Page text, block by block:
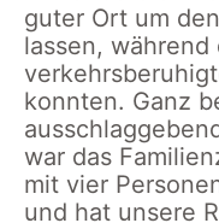
guter Ort um
lassen, während
konnten. Ganz
war das
mit vier
und hat unsere